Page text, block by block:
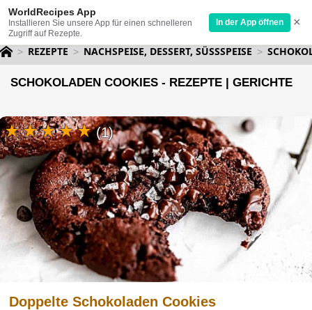
WorldRecipes App
Installieren Sie unsere App für einen schnelleren
Zugriff auf Rezepte.
In der App öffnen ×
REZEPTE NACHSPEISE, DESSERT, SÜSSSPEISE
SCHOKOLADEN COOKIES - REZEPTE | GERICHTE
Doppelte Schokoladen Cookies
(1)